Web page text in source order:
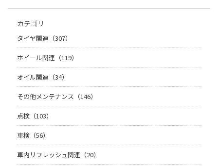
カテゴリ
タイヤ関連（307）
ホイール関連（119）
オイル関連（34）
その他メンテナンス（146）
点検（103）
車検（56）
車内リフレッシュ関連（20）